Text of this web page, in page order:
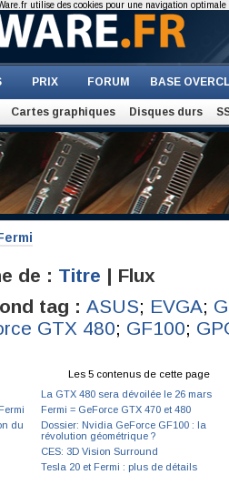
PRIX FORUM BASE
Cartes graphiques Disques durs
de : Titre | Flux
tag : ASUS; EVGA;
GTX 480; GF100;
du
Les 5 contenus de cette page
La GTX 480 sera dévoilée le 26 mars
Fermi = GeForce GTX 470 et 480
Dossier: Nvidia GeForce GF100 : la
révolution géométrique ?
CES: 3D Vision Surround
Tesla 20 et Fermi : plus de détails
utilise des cookies pour une navigation